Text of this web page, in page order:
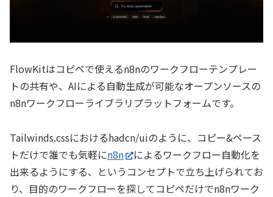
FlowKitはコピペで使えるn8nのワークフローテンプレー
トの共有や、AIによる自動生成が可能なオープンソースの
n8nワークフローライブラリプラットフォームです。
Tailwinds.cssにおけるhadcn/uiのように、コピー&ペース
トだけで誰でも気軽にn8n
によるワークフロー自動化を
出来るようにする、というコンセプトで立ち上げられてお
り、目的のワークフローを探してコピペだけでn8nワーク